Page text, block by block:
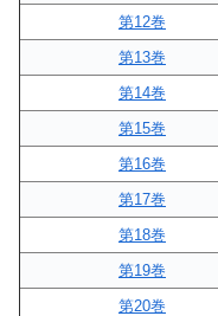
第12巻
第13巻
第14巻
第15巻
第16巻
第17巻
第18巻
第19巻
第20巻